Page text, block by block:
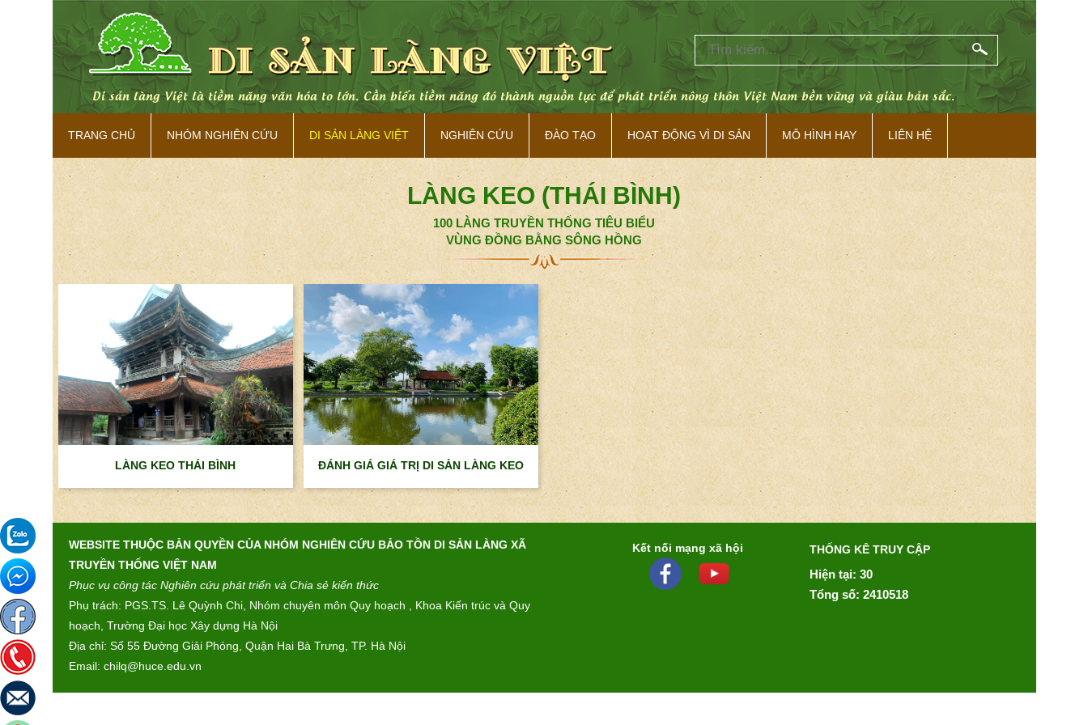
Di sản làng Việt là tiềm năng văn hóa to lớn. Cần biến tiềm năng đó thành nguồn lực để phát triển nông thôn Việt Nam bền vững và giàu bản sắc.
TRANG CHỦ NHÓM NGHIÊN CỨU DI SẢN LÀNG VIỆT NGHIÊN CỨU ĐÀO TẠO HOẠT ĐỘNG VÌ DI SẢN MÔ HÌNH HAY LIÊN HỆ
LÀNG KEO (THÁI BÌNH)
100 LÀNG TRUYỀN THỐNG TIÊU BIỂU
VÙNG ĐỒNG BẰNG SÔNG HỒNG
LÀNG KEO THÁI BÌNH ĐÁNH GIÁ GIÁ TRỊ DI SẢN LÀNG KEO
WEBSITE THUỘC BẢN QUYỀN CỦA NHÓM NGHIÊN CỨU BẢO TỒN DI SẢN LÀNG XÃ
TRUYỀN THỐNG VIỆT NAM
Phục vụ công tác Nghiên cứu phát triển và Chia sẻ kiến thức
Phụ trách: PGS.TS. Lê Quỳnh Chi, Nhóm chuyên môn Quy hoạch , Khoa Kiến trúc và Quy
hoạch, Trường Đại học Xây dựng Hà Nội
Địa chỉ: Số 55 Đường Giải Phóng, Quận Hai Bà Trưng, TP. Hà Nội
Email: chilq@huce.edu.vn
Kết nối mạng xã hội THỐNG KÊ TRUY CẬP
Hiện tại: 30
Tổng số: 2410518